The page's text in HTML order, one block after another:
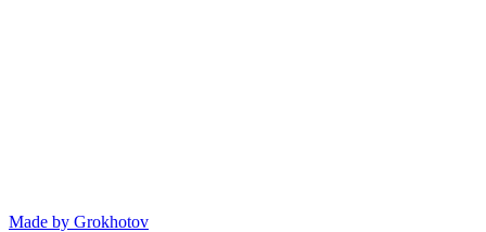
Made by Grokhotov